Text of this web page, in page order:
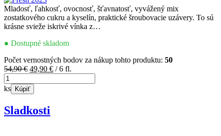
Mladosť, ľahkosť, ovocnosť, šťavnatosť, vyvážený mix
zostatkového cukru a kyselín, praktické šroubovacie uzávery. To sú
krásne svieže iskrivé vínka z…
● Dostupné skladom
Počet vernostných bodov za nákup tohto produktu: 50
54,90€ Pôvodná
bola:
54,90 €.
49,90 €Aktuálna
je:
/ 6 fl.
množstvo
Fresh
2023
ks Kúpiť
Sladkosti